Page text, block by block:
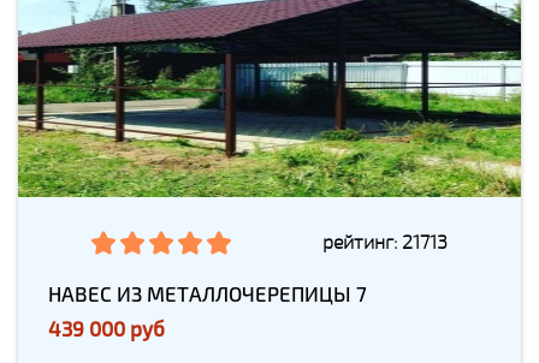
рейтинг: 21713
НАВЕС ИЗ МЕТАЛЛОЧЕРЕПИЦЫ 7
439 000 руб